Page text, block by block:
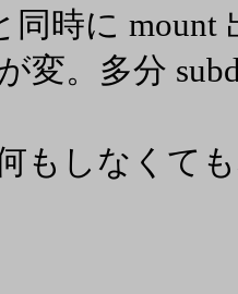
同時に
変。多分
もしなくて